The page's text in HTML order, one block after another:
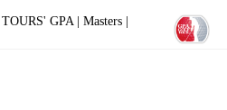
GPA | Masters |